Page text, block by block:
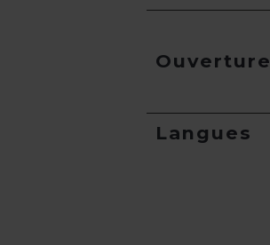
Ouverture
Langues